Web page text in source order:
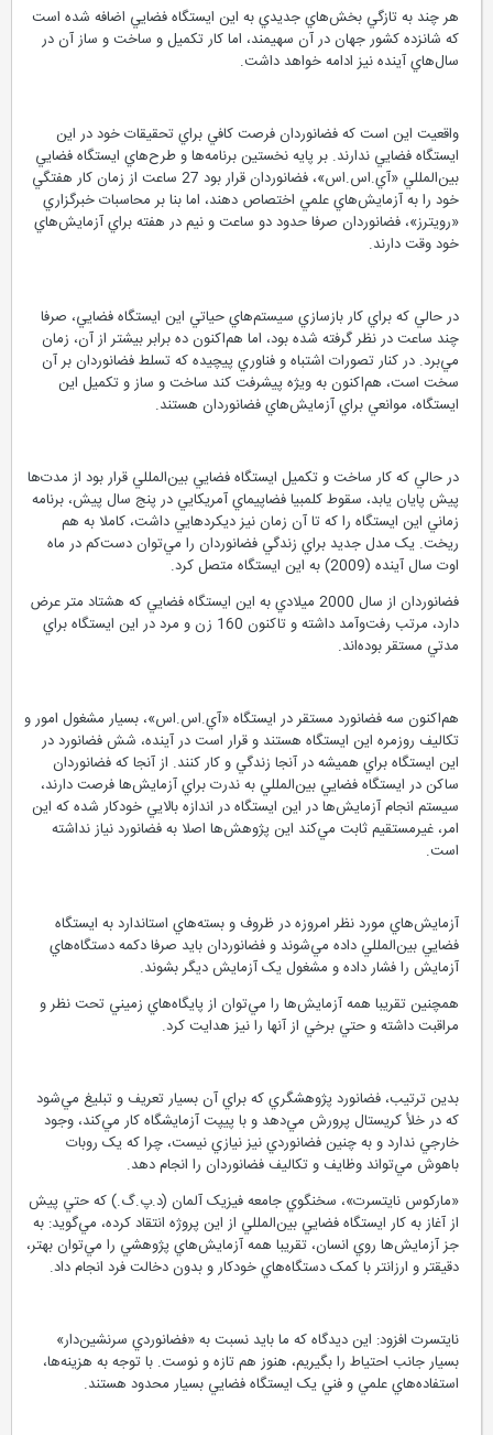
هر چند به تازگي بخش‌هاي جديدي به اين ايستگاه فضايي اضافه شده است
که شانزده کشور جهان در آن سهيمند، اما کار تکميل و ساخت و ساز آن در
سال‌هاي آينده نيز ادامه خواهد داشت.
واقعيت اين است که فضانوردان فرصت کافي براي تحقيقات خود در اين
ايستگاه فضايي ندارند. بر پايه نخستين برنامه‌ها و طرح‌هاي ايستگاه فضايي
بين‌المللي «آي.اس.اس»، فضانوردان قرار بود 27 ساعت از زمان کار هفتگي
خود را به آزمايش‌هاي علمي اختصاص دهند، اما بنا بر محاسبات خبرگزاري
«رويترز»، فضانوردان صرفا حدود دو ساعت و نيم در هفته براي آزمايش‌هاي
خود وقت دارند.
در حالي که براي کار بازسازي سيستم‌هاي حياتي اين ايستگاه فضايي، صرفا
چند ساعت در نظر گرفته شده بود، اما هم‌اکنون ده برابر بيشتر از آن، زمان
مي‌برد. در کنار تصورات اشتباه و فناوري پيچيده که تسلط فضانوردان بر آن
سخت است، هم‌اکنون به ويژه پيشرفت کند ساخت و ساز و تکميل اين
ايستگاه، موانعي براي آزمايش‌هاي فضانوردان هستند.
در حالي که کار ساخت و تکميل ايستگاه فضايي بين‌المللي قرار بود از مدت‌ها
پيش پايان يابد، سقوط کلمبيا فضاپيماي آمريکايي در پنج سال پيش، برنامه
زماني اين ايستگاه را که تا آن زمان نيز ديكردهايي داشت، کاملا به هم
ريخت. يک مدل جديد براي زندگي فضانوردان را مي‌توان دست‌كم در ماه
اوت سال آينده (2009) به اين ايستگاه متصل کرد.
فضانوردان از سال 2000 ميلادي به اين ايستگاه فضايي که هشتاد متر عرض
دارد، مرتب رفت‌وآمد داشته و تاکنون 160 زن و مرد در اين ايستگاه براي
مدتي مستقر بوده‌اند.
هم‌اكنون سه فضانورد مستقر در ايستگاه «آي.اس.اس»، بسيار مشغول امور و
تکاليف روزمره اين ايستگاه هستند و قرار است در آينده، شش فضانورد در
اين ايستگاه براي هميشه در آنجا زندگي و کار کنند. از آنجا که فضانوردان
ساکن در ايستگاه فضايي بين‌المللي به ندرت براي آزمايش‌ها فرصت دارند،
سيستم انجام آزمايش‌ها در اين ايستگاه در اندازه بالايي خودکار شده که اين
امر، غيرمستقيم ثابت مي‌کند اين پژوهش‌ها اصلا به فضانورد نياز نداشته
است.
آزمايش‌هاي مورد نظر امروزه در ظروف و بسته‌هاي استاندارد به ايستگاه
فضايي بين‌المللي داده مي‌شوند و فضانوردان بايد صرفا دکمه دستگاه‌هاي
آزمايش را فشار داده و مشغول يک آزمايش ديگر بشوند.
همچنين تقريبا همه آزمايش‌ها را مي‌توان از پايگاه‌هاي زميني تحت نظر و
مراقبت داشته و حتي برخي از آنها را نيز هدايت کرد.
بدين ترتيب، فضانورد پژوهشگري که براي آن بسيار تعريف و تبليغ مي‌شود
که در خلأ کريستال پرورش مي‌دهد و با پيپت آزمايشگاه کار مي‌کند، وجود
خارجي ندارد و به چنين فضانوردي نيز نيازي نيست، چرا كه يک روبات
باهوش مي‌تواند وظايف و تکاليف فضانوردان را انجام دهد.
«مارکوس نايتسرت»، سخنگوي جامعه فيزيک آلمان (د.پ.گ.) که حتي پيش
از آغاز به کار ايستگاه فضايي بين‌المللي از اين پروژه انتقاد کرده، مي‌گويد: به
جز آزمايش‌ها روي انسان، تقريبا همه آزمايش‌هاي پژوهشي را مي‌توان بهتر،
دقيقتر و ارزانتر با کمک دستگاه‌هاي خودکار و بدون دخالت فرد انجام داد.
نايتسرت افزود: اين ديدگاه که ما بايد نسبت به «فضانوردي سرنشين‌دار»
بسيار جانب احتياط را بگيريم، هنوز هم تازه و نوست. با توجه به هزينه‌ها،
استفاده‌هاي علمي و فني يک ايستگاه فضايي بسيار محدود هستند.